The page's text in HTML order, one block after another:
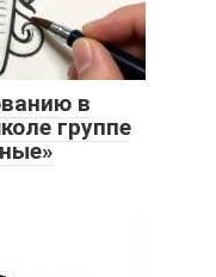
в
группе